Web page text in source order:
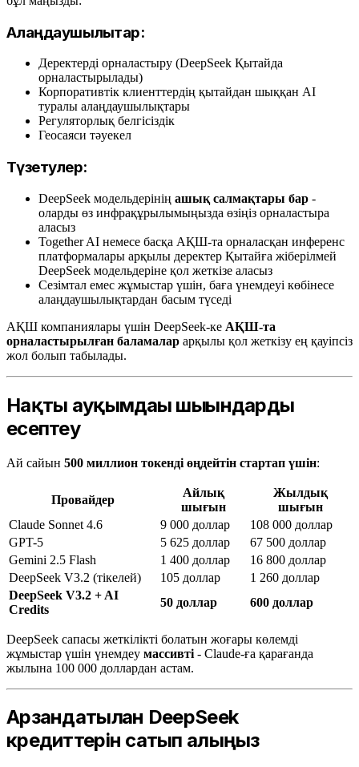
Алаңдаушылықтар:
Деректерді орналастыру (DeepSeek Қытайда
орналастырылады)
Корпоративтік клиенттердің қытайдан шыққан AI
туралы алаңдаушылықтары
Регуляторлық белгісіздік
Геосаяси тәуекел
Түзетулер:
DeepSeek модельдерінің ашық салмақтары бар -
оларды өз инфрақұрылымыңызда өзіңіз орналастыра
аласыз
Together AI немесе басқа АҚШ-та орналасқан инференс
платформалары арқылы деректер Қытайға жіберілмей
DeepSeek модельдеріне қол жеткізе аласыз
Сезімтал емес жұмыстар үшін, баға үнемдеуі көбінесе
алаңдаушылықтардан басым түседі
АҚШ компаниялары үшін DeepSeek-ке АҚШ-та
орналастырылған баламалар арқылы қол жеткізу ең қауіпсіз
жол болып табылады.
Нақты ауқымдағы шығындарды
есептеу
Ай сайын 500 миллион токенді өңдейтін стартап үшін:
Провайдер
Айлық
шығын
Жылдық
шығын
Claude Sonnet 4.6
9 000 доллар
108 000 доллар
GPT-5
5 625 доллар
67 500 доллар
Gemini 2.5 Flash
1 400 доллар
16 800 доллар
DeepSeek V3.2 (тікелей)
105 доллар
1 260 доллар
DeepSeek V3.2 + AI
Credits
50 доллар 600 доллар
DeepSeek сапасы жеткілікті болатын жоғары көлемді
жұмыстар үшін үнемдеу массивті - Claude-ға қарағанда
жылына 100 000 доллардан астам.
Арзандатылған DeepSeek
кредиттерін сатып алыңыз